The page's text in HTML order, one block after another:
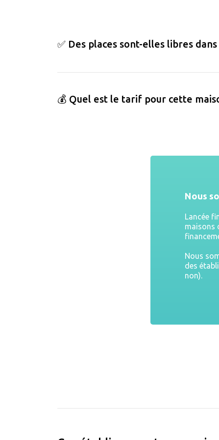
✅ Des places sont-elles libres
💰 Quel est le tarif pour cette
Nous
Lancée
maisons
Nous
des
non).